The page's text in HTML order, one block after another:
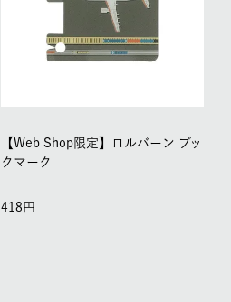
【Web Shop限定】ロルバーン ブッ
クマーク
418